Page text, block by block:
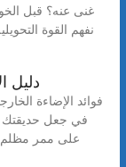
غنى عنه؟ قبل
نفهم القوة
دليل
فوائد الإضاءة
في جعل حديقتك
على ممر مظلم